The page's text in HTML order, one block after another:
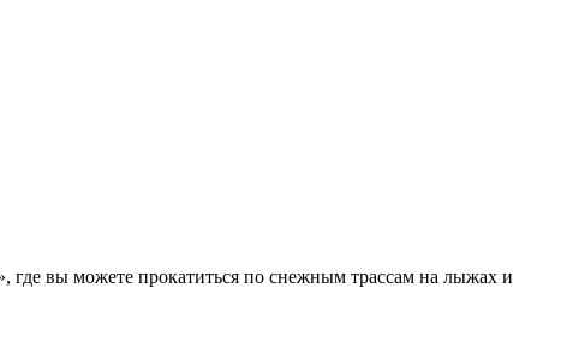
где вы можете прокатиться по снежным трассам на лыжах и